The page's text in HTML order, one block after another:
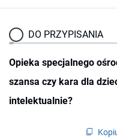
DO PRZYPISANIA
Opieka specjalnego
szansa czy kara dla
intelektualnie?